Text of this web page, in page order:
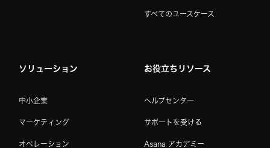
すべてのユースケース
ソリューション
中小企業
マーケティング
オペレーション
お役立ちリソース
ヘルプセンター
サポートを受ける
Asana アカデミー